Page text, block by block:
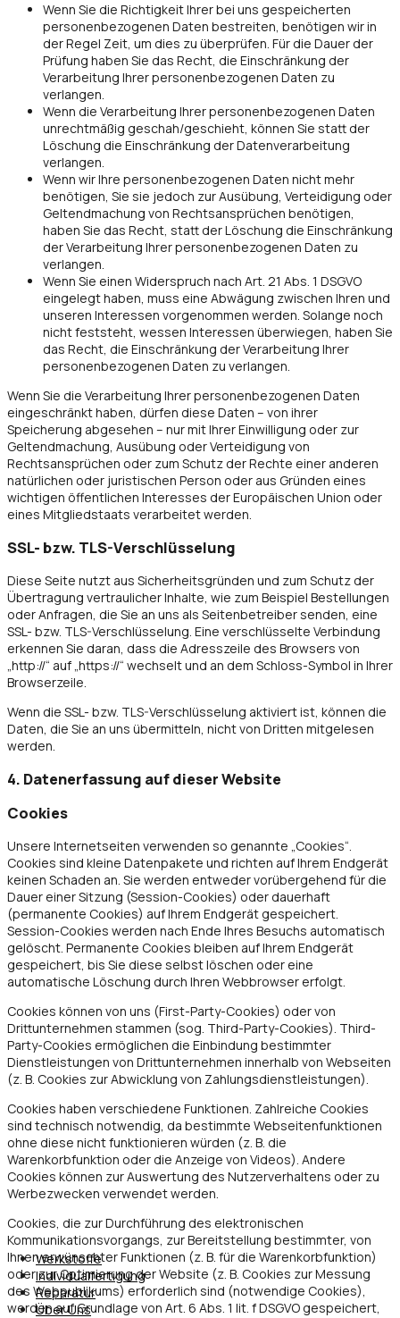
Werkstoffe
Individualfertigung
Reparatur
Über Uns
Wenn Sie die Richtigkeit Ihrer bei uns gespeicherten
personenbezogenen Daten bestreiten, benötigen wir in
der Regel Zeit, um dies zu überprüfen. Für die Dauer der
Prüfung haben Sie das Recht, die Einschränkung der
Verarbeitung Ihrer personenbezogenen Daten zu
verlangen.
Wenn die Verarbeitung Ihrer personenbezogenen Daten
unrechtmäßig geschah/geschieht, können Sie statt der
Löschung die Einschränkung der Datenverarbeitung
verlangen.
Wenn wir Ihre personenbezogenen Daten nicht mehr
benötigen, Sie sie jedoch zur Ausübung, Verteidigung oder
Geltendmachung von Rechtsansprüchen benötigen,
haben Sie das Recht, statt der Löschung die Einschränkung
der Verarbeitung Ihrer personenbezogenen Daten zu
verlangen.
Wenn Sie einen Widerspruch nach Art. 21 Abs. 1 DSGVO
eingelegt haben, muss eine Abwägung zwischen Ihren und
unseren Interessen vorgenommen werden. Solange noch
nicht feststeht, wessen Interessen überwiegen, haben Sie
das Recht, die Einschränkung der Verarbeitung Ihrer
personenbezogenen Daten zu verlangen.
Wenn Sie die Verarbeitung Ihrer personenbezogenen Daten
eingeschränkt haben, dürfen diese Daten – von ihrer
Speicherung abgesehen – nur mit Ihrer Einwilligung oder zur
Geltendmachung, Ausübung oder Verteidigung von
Rechtsansprüchen oder zum Schutz der Rechte einer anderen
natürlichen oder juristischen Person oder aus Gründen eines
wichtigen öffentlichen Interesses der Europäischen Union oder
eines Mitgliedstaats verarbeitet werden.
SSL- bzw. TLS-Verschlüsselung
Diese Seite nutzt aus Sicherheitsgründen und zum Schutz der
Übertragung vertraulicher Inhalte, wie zum Beispiel Bestellungen
oder Anfragen, die Sie an uns als Seitenbetreiber senden, eine
SSL- bzw. TLS-Verschlüsselung. Eine verschlüsselte Verbindung
erkennen Sie daran, dass die Adresszeile des Browsers von
„http://“ auf „https://“ wechselt und an dem Schloss-Symbol in Ihrer
Browserzeile.
Wenn die SSL- bzw. TLS-Verschlüsselung aktiviert ist, können die
Daten, die Sie an uns übermitteln, nicht von Dritten mitgelesen
werden.
4. Datenerfassung auf dieser Website
Cookies
Unsere Internetseiten verwenden so genannte „Cookies“.
Cookies sind kleine Datenpakete und richten auf Ihrem Endgerät
keinen Schaden an. Sie werden entweder vorübergehend für die
Dauer einer Sitzung (Session-Cookies) oder dauerhaft
(permanente Cookies) auf Ihrem Endgerät gespeichert.
Session-Cookies werden nach Ende Ihres Besuchs automatisch
gelöscht. Permanente Cookies bleiben auf Ihrem Endgerät
gespeichert, bis Sie diese selbst löschen oder eine
automatische Löschung durch Ihren Webbrowser erfolgt.
Cookies können von uns (First-Party-Cookies) oder von
Drittunternehmen stammen (sog. Third-Party-Cookies). Third-
Party-Cookies ermöglichen die Einbindung bestimmter
Dienstleistungen von Drittunternehmen innerhalb von Webseiten
(z. B. Cookies zur Abwicklung von Zahlungsdienstleistungen).
Cookies haben verschiedene Funktionen. Zahlreiche Cookies
sind technisch notwendig, da bestimmte Webseitenfunktionen
ohne diese nicht funktionieren würden (z. B. die
Warenkorbfunktion oder die Anzeige von Videos). Andere
Cookies können zur Auswertung des Nutzerverhaltens oder zu
Werbezwecken verwendet werden.
Cookies, die zur Durchführung des elektronischen
Kommunikationsvorgangs, zur Bereitstellung bestimmter, von
Ihnen erwünschter Funktionen (z. B. für die Warenkorbfunktion)
oder zur Optimierung der Website (z. B. Cookies zur Messung
des Webpublikums) erforderlich sind (notwendige Cookies),
werden auf Grundlage von Art. 6 Abs. 1 lit. f DSGVO gespeichert,